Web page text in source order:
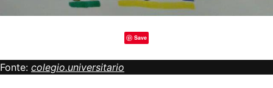
Save
Fonte: colegio.universitario